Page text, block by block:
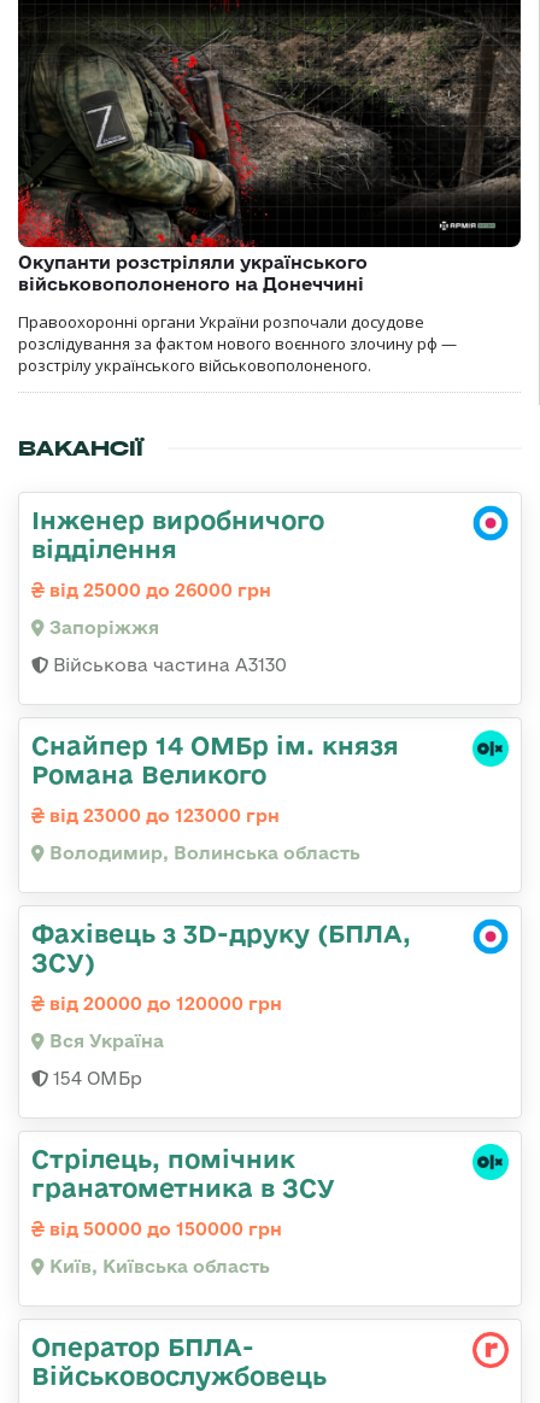
Окупанти розстріляли українського
військовополоненого на Донеччині
Правоохоронні органи України розпочали досудове
розслідування за фактом нового воєнного злочину рф —
розстрілу українського військовополоненого.
ВАКАНСІЇ
Інженер виробничого
відділення
від 25000 до 26000 грн
Запоріжжя
Військова частина А3130
Снайпер 14 ОМБр ім. князя
Романа Великого
від 23000 до 123000 грн
Володимир, Волинська область
Фахівець з 3D-друку (БПЛА,
ЗСУ)
від 20000 до 120000 грн
Вся Україна
154 ОМБр
Стрілець, помічник
гранатометника в ЗСУ
від 50000 до 150000 грн
Київ, Київська область
Оператор БПЛА-
Військовослужбовець